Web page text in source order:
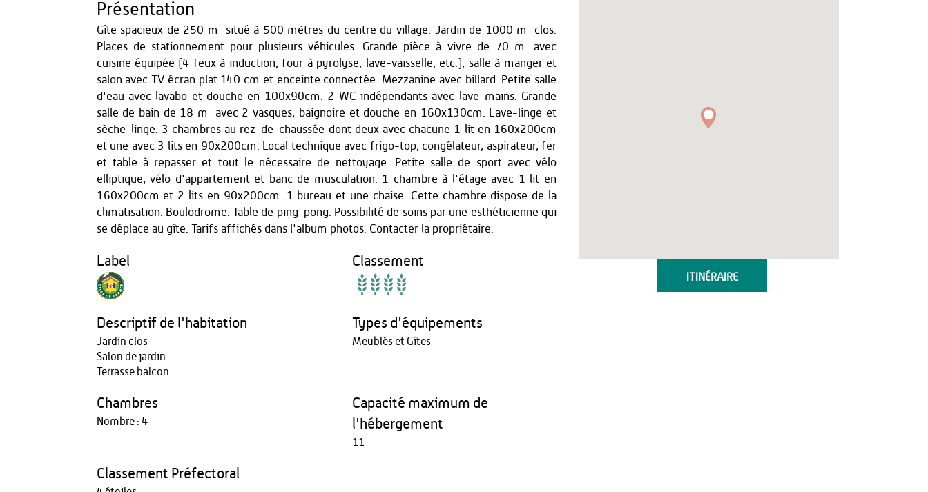
ITINÉRAIRE
Présentation
Gîte spacieux de 250 m² situé à 500 mètres du centre du village. Jardin de 1000 m² clos.
Places de stationnement pour plusieurs véhicules. Grande pièce à vivre de 70 m² avec
cuisine équipée (4 feux à induction, four à pyrolyse, lave-vaisselle, etc.), salle à manger et
salon avec TV écran plat 140 cm et enceinte connectée. Mezzanine avec billard. Petite salle
d'eau avec lavabo et douche en 100x90cm. 2 WC indépendants avec lave-mains. Grande
salle de bain de 18 m² avec 2 vasques, baignoire et douche en 160x130cm. Lave-linge et
sèche-linge. 3 chambres au rez-de-chaussée dont deux avec chacune 1 lit en 160x200cm
et une avec 3 lits en 90x200cm. Local technique avec frigo-top, congélateur, aspirateur, fer
et table à repasser et tout le nécessaire de nettoyage. Petite salle de sport avec vélo
elliptique, vélo d'appartement et banc de musculation. 1 chambre à l'étage avec 1 lit en
160x200cm et 2 lits en 90x200cm. 1 bureau et une chaise. Cette chambre dispose de la
climatisation. Boulodrome. Table de ping-pong. Possibilité de soins par une esthéticienne qui
se déplace au gîte. Tarifs affichés dans l'album photos. Contacter la propriétaire.
Label Classement
Descriptif de l'habitation
Jardin clos
Salon de jardin
Terrasse balcon
Types d'équipements
Meublés et Gîtes
Chambres
Nombre : 4
Capacité maximum de
l'hébergement
11
Classement Préfectoral